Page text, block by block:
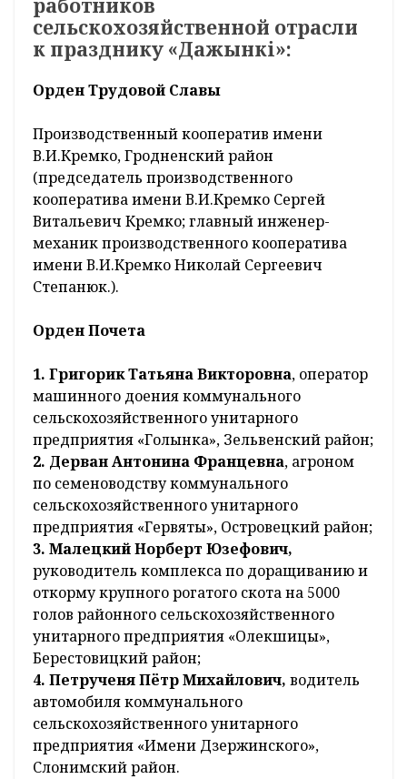
работников
сельскохозяйственной отрасли
к празднику «Дажынкі»:
Орден Трудовой Славы
Производственный кооператив имени
В.И.Кремко, Гродненский район
(председатель производственного
кооператива имени В.И.Кремко Сергей
Витальевич Кремко; главный инженер-
механик производственного кооператива
имени В.И.Кремко Николай Сергеевич
Степанюк.).
Орден Почета
1. Григорик Татьяна Викторовна, оператор
машинного доения коммунального
сельскохозяйственного унитарного
предприятия «Голынка», Зельвенский район;
2. Дерван Антонина Францевна, агроном
по семеноводству коммунального
сельскохозяйственного унитарного
предприятия «Гервяты», Островецкий район;
3. Малецкий Норберт Юзефович,
руководитель комплекса по доращиванию и
откорму крупного рогатого скота на 5000
голов районного сельскохозяйственного
унитарного предприятия «Олекшицы»,
Берестовицкий район;
4. Петрученя Пётр Михайлович, водитель
автомобиля коммунального
сельскохозяйственного унитарного
предприятия «Имени Дзержинского»,
Слонимский район.